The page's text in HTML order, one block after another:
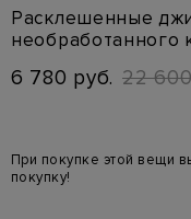
Расклешенные
необработанного
6 780 руб. 22
При покупке этой вещи
покупку!